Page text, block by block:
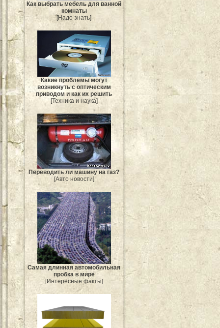
Как выбрать мебель для ванной
комнаты
[Надо знать]
Какие проблемы могут
возникнуть с оптическим
приводом и как их решить
[Техника и наука]
Переводить ли машину на газ?
[Авто новости]
Самая длинная автомобильная
пробка в мире
[Интересные факты]